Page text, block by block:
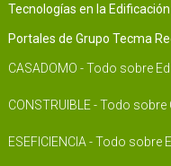
Tecnologías en la Edificación
Portales de Grupo Tecma
CASADOMO - Todo sobre
CONSTRUIBLE - Todo
ESEFICIENCIA - Todo sobre